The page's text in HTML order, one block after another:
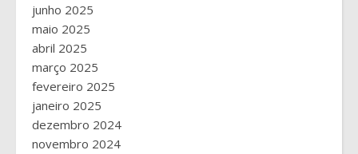
junho 2025
maio 2025
abril 2025
março 2025
fevereiro 2025
janeiro 2025
dezembro 2024
novembro 2024